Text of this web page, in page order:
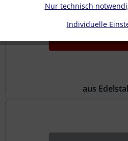
aus
Individuelle
Nur technisch